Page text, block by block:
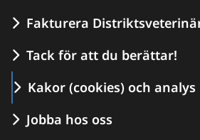
Fakturera
Tack för att du berättar!
Kakor (cookies) och analys
Jobba hos oss